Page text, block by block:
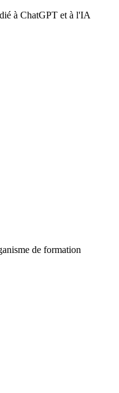
à ChatGPT et à l'IA
de formation